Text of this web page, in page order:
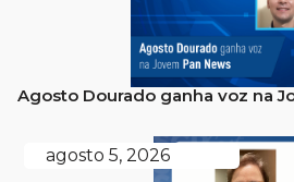
Agosto Dourado ganha voz na
agosto 5, 2026